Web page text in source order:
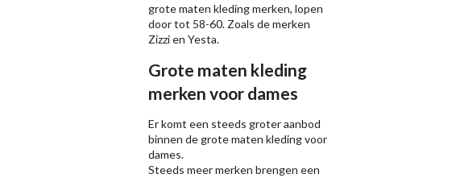
grote maten kleding merken, lopen
door tot 58-60. Zoals de merken
Zizzien Yesta.
Grote maten kleding
merken voor dames
Er komt een steeds groter aanbod
binnen de grote maten kleding voor
dames.
Steeds meer merken brengen een